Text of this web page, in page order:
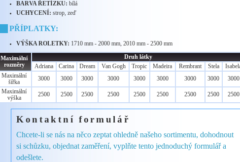
BARVA ŘETÍZKU: bílá
UCHYCENÍ: strop, zeď
PŘÍPLATKY:
VÝŠKA ROLETKY: 1710 mm - 2000 mm, 2010 mm - 2500 mm
Maximální
rozměry
Druh látky
Adriana
Carina Dream Van Gogh Tropic Madeira Rembrant Stela
Maximální
šířka
3000 3000 3000 3000 3000 3000 3000 3000
3000
Maximální
výška
2500 2500 2500 2500 2500 2500 2500 2500 2500
Kontaktní formulář
Chcete-li se nás na něco zeptat ohledně našeho sortimentu, dohodnout
si schůzku, objednat zaměření, vyplňte tento jednoduchý formulář a
odešlete.